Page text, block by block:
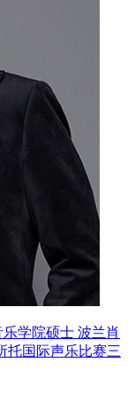
学院硕士 波兰肖
托国际声乐比赛三